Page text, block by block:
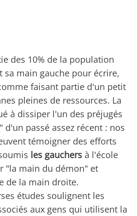
des 10% de la population
main gauche pour écrire,
faisant partie d'un petit
pleines de ressources. La
à dissiper l'un des préjugés
d'un passé assez récent : nos
témoigner des efforts
les gauchers à l'école
"la main du démon" et
de la main droite.
études soulignent les
aux gens qui utilisent la